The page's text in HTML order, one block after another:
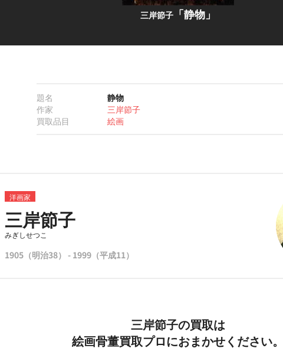
三岸節子 「静物」
題名
静物
作家
三岸節子
買取品目
絵画
洋画家
三岸節子
みぎしせつこ
1905（明治38） - 1999（平成11）
三岸節子の買取は
絵画骨董買取プロにおまかせください。